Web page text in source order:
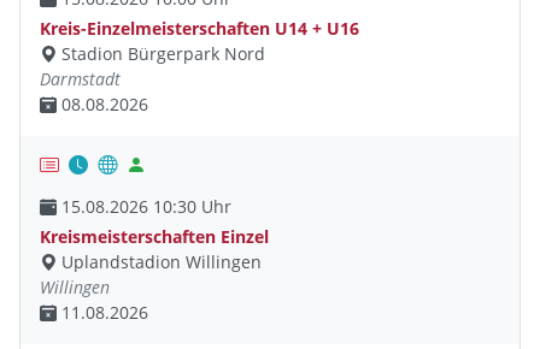
Kreis-Einzelmeisterschaften U14 + U16
Stadion Bürgerpark Nord
Darmstadt
08.08.2026
15.08.2026 10:30 Uhr
Kreismeisterschaften Einzel
Uplandstadion Willingen
Willingen
11.08.2026